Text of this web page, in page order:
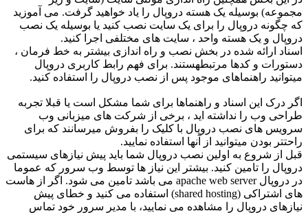
مجموعه) بوسیله یک هسته دروپال را یاد خواهید گرفت. می آموزید
که چگونه دروپال را برای یک سایت نصب کنید یا بوسیله یک نصب
دروپال و یک هسته واحد ، سایت های مختلفی اجرا کنید.
اسناد ارائه شده در بخش نصب و راه اندازی بیشتر به خط فرمان ،
دستورات و کدها مرتبطهستند. برای فهم رابط کاربری دروپال
میتوانید راهنماهای موجود پس از نصب دروپال را استفاده کنید.
اگر درک این اسناد و راهنماها برای شما مشکل است یا قبلا تجربه
طراحی وب را نداشته اید ، برخی از شرکت های میزبانی وب
سرویس های نصب دروپال با کلیک را بفروش میرسانند که برای
راحتتر بودن میتوانید از آنها استفاده نمایید.
قبل از شروع به اولین نصب دروپال شما باید پیش نیازهای سیستمی
دروپال را تامین کنید. بیشتر این نیاز ها توسط وب سرور که عموما
در دروپال apache web server می باشد تامین می شود. اگر از هاست
های اشتراکی (shared hosting) استفاده می کنید و خطای پیش
نیازهای دروپال را مشاهده می نمایید، با مدیر سرور خود تماس